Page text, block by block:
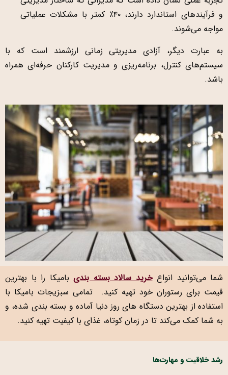
و فرآیندهای استاندارد دارند، ۴۰٪ کمتر با مشکلات عملیاتی
مواجه می‌شوند.
به عبارت دیگر، آزادی مدیریتی زمانی ارزشمند است که با
سیستم‌های کنترل، برنامه‌ریزی و مدیریت کارکنان حرفه‌ای همراه
باشد.
شما می‌توانید انواعخرید سالاد بسته بندی بامیکا را با بهترین
قیمت برای رستوران خود تهیه کنید. تمامی سبزیجات بامیکا با
استفاده از بهترین دستگاه های روز دنیا آماده و بسته بندی شده، و
به شما کمک می‌کند تا در زمان کوتاه، غذای با کیفیت تهیه کنید.
رشد خلاقیت و مهارت‌ها